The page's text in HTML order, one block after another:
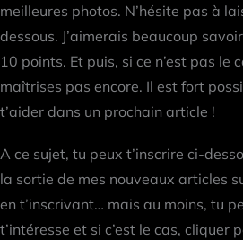
meilleures photos. N’hésite pas à
dessous. J’aimerais beaucoup
10 points. Et puis, si ce n’est pas le
maîtrises pas encore. Il est fort
t’aider dans un prochain article !
A ce sujet, tu peux t’inscrire ci-
la sortie de mes nouveaux articles
en t’inscrivant… mais au moins, tu
t’intéresse et si c’est le cas, cliquer